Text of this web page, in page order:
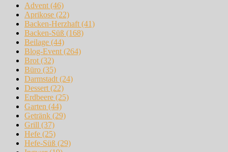
Advent (46)
Aprikose (22)
Backen-Herzhaft (41)
Backen-Süß (168)
Beilage (44)
Blog-Event (264)
Brot (32)
Büro (35)
Darmstadt (24)
Dessert (22)
Erdbeere (25)
Garten (44)
Getränk (29)
Grill (37)
Hefe (25)
Hefe-Süß (29)